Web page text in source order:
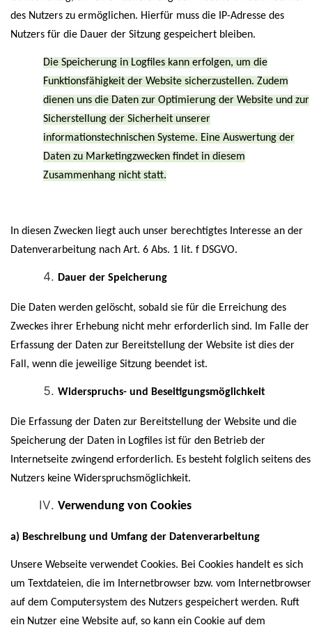
des Nutzers zu ermöglichen. Hierfür muss die IP-Adresse des
Nutzers für die Dauer der Sitzung gespeichert bleiben.
Die Speicherung in Logfiles kann erfolgen, um die
Funktionsfähigkeit der Website sicherzustellen. Zudem
dienen uns die Daten zur Optimierung der Website und zur
Sicherstellung der Sicherheit unserer
informationstechnischen Systeme. Eine Auswertung der
Daten zu Marketingzwecken findet in diesem
Zusammenhang nicht statt.
In diesen Zwecken liegt auch unser berechtigtes Interesse an der
Datenverarbeitung nach Art. 6 Abs. 1 lit. f DSGVO.
Dauer der Speicherung
Die Daten werden gelöscht, sobald sie für die Erreichung des
Zweckes ihrer Erhebung nicht mehr erforderlich sind. Im Falle der
Erfassung der Daten zur Bereitstellung der Website ist dies der
Fall, wenn die jeweilige Sitzung beendet ist.
Widerspruchs- und Beseitigungsmöglichkeit
Die Erfassung der Daten zur Bereitstellung der Website und die
Speicherung der Daten in Logfiles ist für den Betrieb der
Internetseite zwingend erforderlich. Es besteht folglich seitens des
Nutzers keine Widerspruchsmöglichkeit.
Verwendung von Cookies
a) Beschreibung und Umfang der Datenverarbeitung
Unsere Webseite verwendet Cookies. Bei Cookies handelt es sich
um Textdateien, die im Internetbrowser bzw. vom Internetbrowser
auf dem Computersystem des Nutzers gespeichert werden. Ruft
ein Nutzer eine Website auf, so kann ein Cookie auf dem